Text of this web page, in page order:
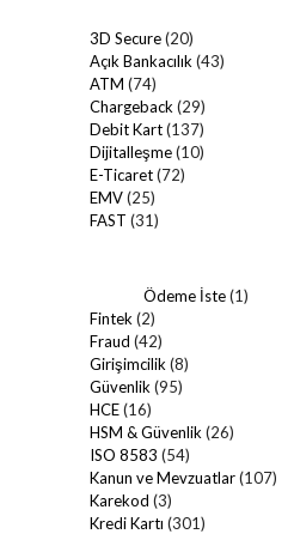
3D Secure(20)
Açık Bankacılık (43)
ATM (74)
Chargeback (29)
Debit Kart(137)
Dijitalleşme(10)
E-Ticaret(72)
EMV(25)
FAST (31)
Ödeme İste(1)
Fintek (2)
Fraud (42)
Girişimcilik (8)
Güvenlik (95)
HCE(16)
HSM & Güvenlik (26)
ISO 8583 (54)
Kanun ve Mevzuatlar(107)
Karekod (3)
Kredi Kartı (301)